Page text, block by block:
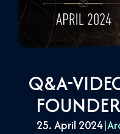
Q&A-
25. April 2024|